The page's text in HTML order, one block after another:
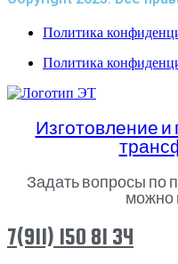
Политика
Политика
Изготовление
Задать вопросы по
можно
7(911) 150 81 34